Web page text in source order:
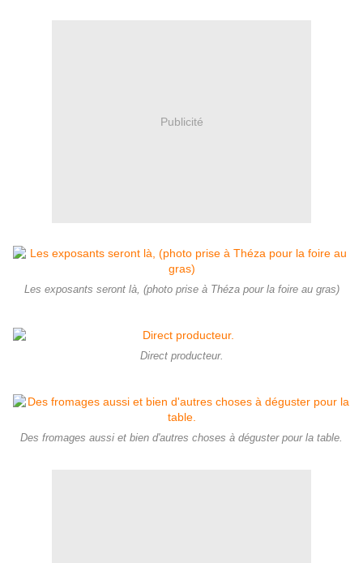
Publicité
Les exposants seront là, (photo prise à Théza pour la foire au gras)
Direct producteur.
Des fromages aussi et bien d'autres choses à déguster pour la table.